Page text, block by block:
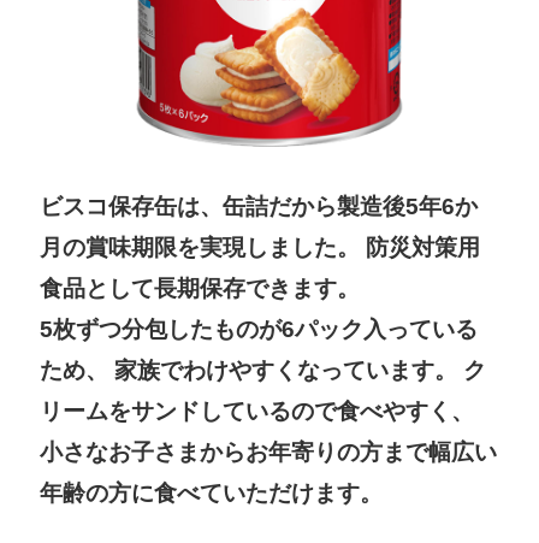
ビスコ保存缶は、缶詰だから製造後5年6か
月の賞味期限を実現しました。
防災対策用
食品として長期保存できます。
5枚ずつ分包したものが6パック入っている
ため、
家族でわけやすくなっています。
ク
リームをサンドしているので食べやすく、
小さなお子さまからお年寄りの方まで幅広い
年齢の方に食べていただけます。